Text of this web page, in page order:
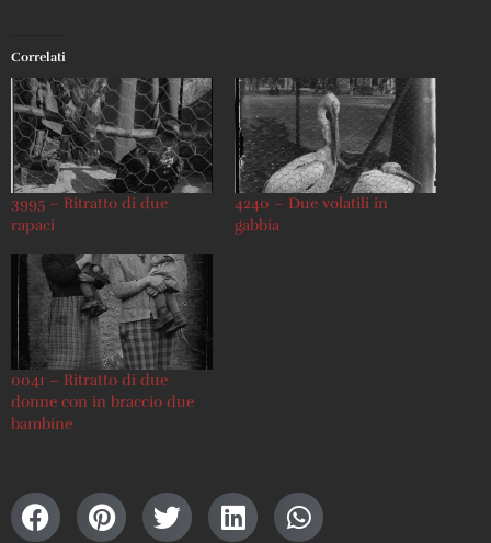
Correlati
3995 – Ritratto di due
rapaci
4240 – Due volatili in
gabbia
0041 – Ritratto di due
donne con in braccio due
bambine